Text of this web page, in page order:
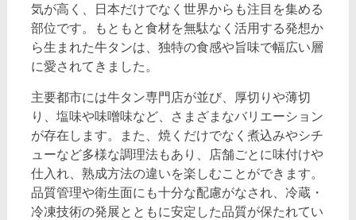
気が高く、日本だけでなく世界からも注目を集める
部位です。もともと食材を無駄なく活用する発想か
ら生まれた牛タンは、独特の食感や旨味で幅広い層
に愛されてきました。
主要都市には牛タン専門店が並び、厚切りや薄切
り、塩味や味噌味など、さまざまなバリエーション
が存在します。また、焼くだけでなく煮込みやシチ
ューなど多様な調理法もあり、店舗ごとに味付けや
仕入れ、熟成方法の違いを楽しむことができます。
品質管理や衛生面にも十分な配慮がなされ、冷蔵・
冷凍技術の発展とともに安定した品質が保たれてい